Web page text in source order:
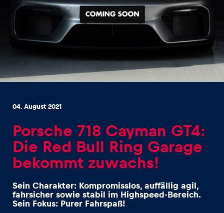
Events
Alle anzeigen
Erlebnisse
Alle anzeigen
04. August 2021
Porsche 718 Cayman GT4:
Die Red Bull Ring Garage
bekommt zuwachs!
Sein Charakter: Kompromisslos, auffällig agil,
fahrsicher sowie stabil im Highspeed-Bereich.
Sein Fokus: Purer Fahrspaß!